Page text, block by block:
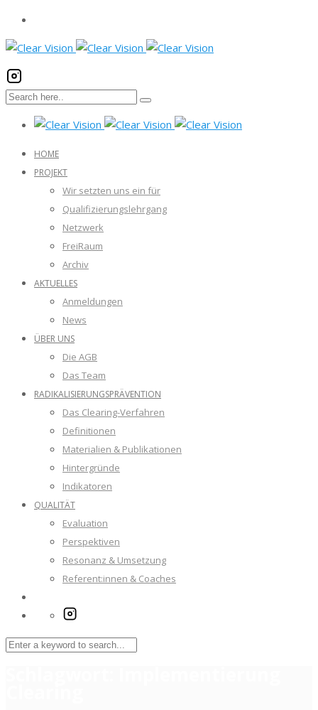
HOME
PROJEKT
Wir setzten uns ein für
Qualifizierungslehrgang
Netzwerk
FreiRaum
Archiv
AKTUELLES
Anmeldungen
News
ÜBER UNS
Die AGB
Das Team
RADIKALISIERUNGSPRÄVENTION
Das Clearing-Verfahren
Definitionen
Materialien & Publikationen
Hintergründe
Indikatoren
QUALITÄT
Evaluation
Perspektiven
Resonanz & Umsetzung
Referent:innen & Coaches